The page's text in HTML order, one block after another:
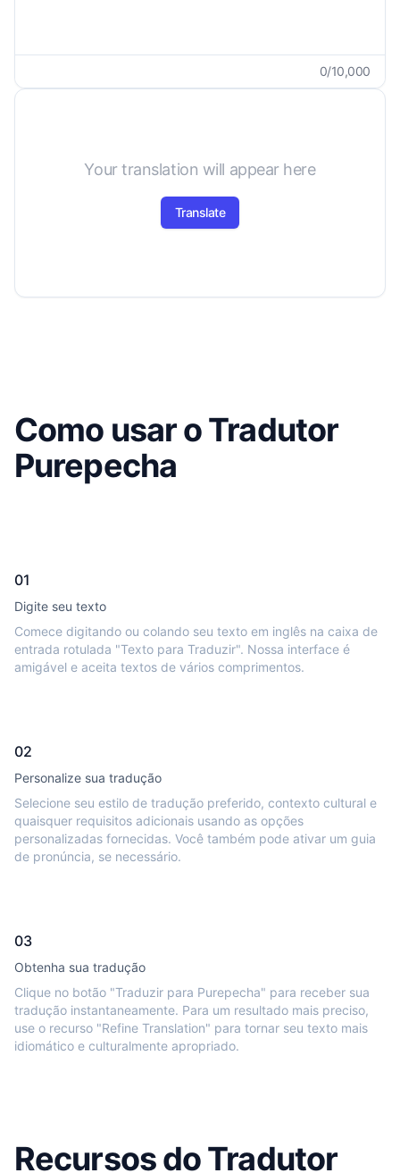
0/10,000
Your translation will appear here
Translate
Como usar o Tradutor
Purepecha
01
Digite seu texto
Comece digitando ou colando seu texto em inglês na caixa de
entrada rotulada "Texto para Traduzir". Nossa interface é
amigável e aceita textos de vários comprimentos.
02
Personalize sua tradução
Selecione seu estilo de tradução preferido, contexto cultural e
quaisquer requisitos adicionais usando as opções
personalizadas fornecidas. Você também pode ativar um guia
de pronúncia, se necessário.
03
Obtenha sua tradução
Clique no botão "Traduzir para Purepecha" para receber sua
tradução instantaneamente. Para um resultado mais preciso,
use o recurso "Refine Translation" para tornar seu texto mais
idiomático e culturalmente apropriado.
Recursos do Tradutor